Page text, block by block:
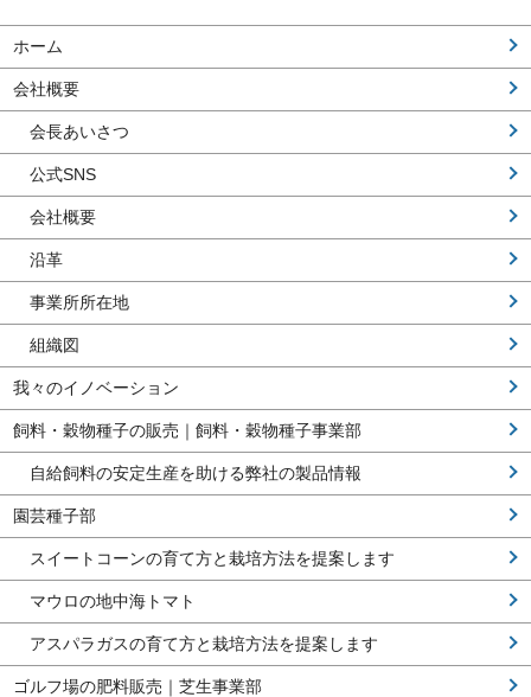
ホーム
会社概要
会長あいさつ
公式SNS
会社概要
沿革
事業所所在地
組織図
我々のイノベーション
飼料・穀物種子の販売｜飼料・穀物種子事業部
自給飼料の安定生産を助ける弊社の製品情報
園芸種子部
スイートコーンの育て方と栽培方法を提案します
マウロの地中海トマト
アスパラガスの育て方と栽培方法を提案します
ゴルフ場の肥料販売｜芝生事業部